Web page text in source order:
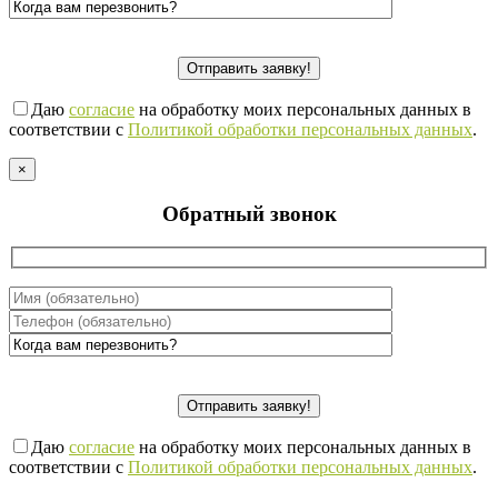
Даю согласие на обработку моих персональных данных в
соответствии с Политикой обработки персональных данных.
×
Обратный звонок
Даю согласие на обработку моих персональных данных в
соответствии с Политикой обработки персональных данных.